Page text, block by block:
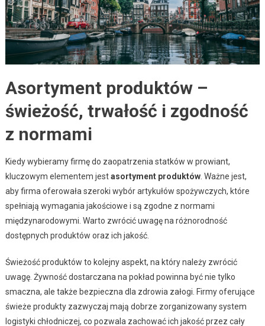
Asortyment produktów –
świeżość, trwałość i zgodność
z normami
Kiedy wybieramy firmę do zaopatrzenia statków w prowiant,
kluczowym elementem jestasortyment produktów. Ważne jest,
aby firma oferowała szeroki wybór artykułów spożywczych, które
spełniają wymagania jakościowe i są zgodne z normami
międzynarodowymi. Warto zwrócić uwagę na różnorodność
dostępnych produktów oraz ich jakość.
Świeżość produktów to kolejny aspekt, na który należy zwrócić
uwagę. Żywność dostarczana na pokład powinna być nie tylko
smaczna, ale także bezpieczna dla zdrowia załogi. Firmy oferujące
świeże produkty zazwyczaj mają dobrze zorganizowany system
logistyki chłodniczej, co pozwala zachować ich jakość przez cały